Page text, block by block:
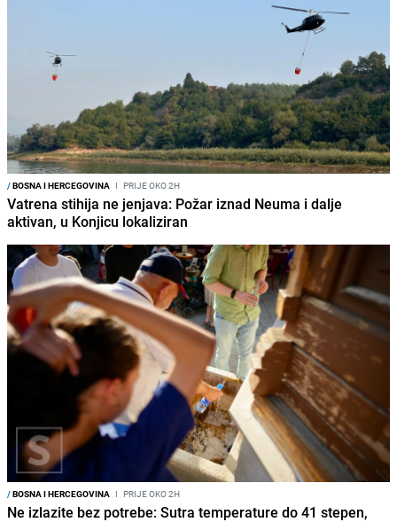
/BOSNA I HERCEGOVINA I PRIJE OKO 2H
Vatrena stihija ne jenjava: Požar iznad Neuma i dalje
aktivan, u Konjicu lokaliziran
/BOSNA I HERCEGOVINA I PRIJE OKO 2H
Ne izlazite bez potrebe: Sutra temperature do 41 stepen,